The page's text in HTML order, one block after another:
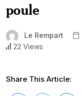
poule
Le Rempart
22 Views
Share This Article: